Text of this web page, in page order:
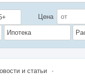
Цена
Ипотека
и статьи